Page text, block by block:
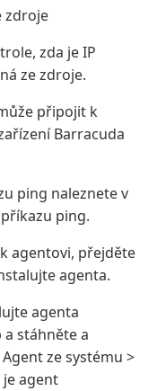
zdroje
zda je IP
ze zdroje.
připojit k
Barracuda
ping naleznete v
ping.
agentovi, přejděte
agenta.
agenta
a stáhněte a
ze systému >
je agent